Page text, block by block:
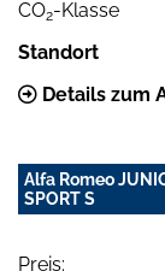
CO2-Klasse
Standort
Details zum
Alfa Romeo
SPORT S
Preis: